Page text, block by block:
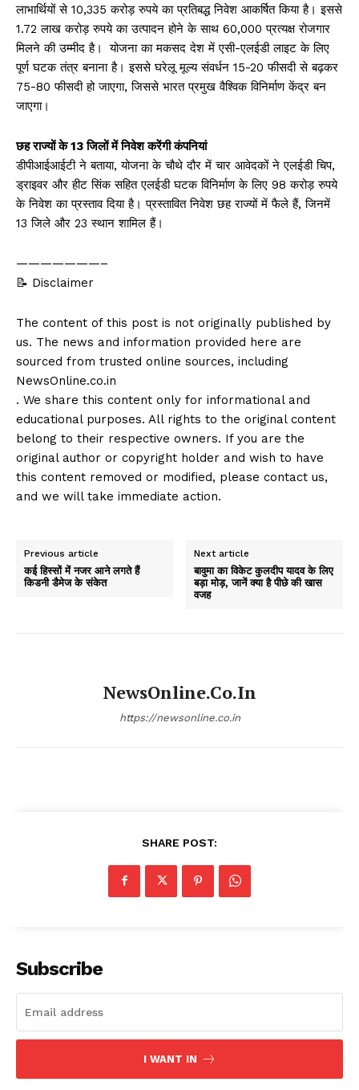
लाभार्थियों से 10,335 करोड़ रुपये का प्रतिबद्ध निवेश आकर्षित किया है। इससे
1.72 लाख करोड़ रुपये का उत्पादन होने के साथ 60,000 प्रत्यक्ष रोजगार
मिलने की उम्मीद है। योजना का मकसद देश में एसी-एलईडी लाइट के लिए
पूर्ण घटक तंत्र बनाना है। इससे घरेलू मूल्य संवर्धन 15-20 फीसदी से बढ़कर
75-80 फीसदी हो जाएगा, जिससे भारत प्रमुख वैश्विक विनिर्माण केंद्र बन
जाएगा।
छह राज्यों के 13 जिलों में निवेश करेंगी कंपनियां
डीपीआईआईटी ने बताया, योजना के चौथे दौर में चार आवेदकों ने एलईडी चिप,
ड्राइवर और हीट सिंक सहित एलईडी घटक विनिर्माण के लिए 98 करोड़ रुपये
के निवेश का प्रस्ताव दिया है। प्रस्तावित निवेश छह राज्यों में फैले हैं, जिनमें
13 जिले और 23 स्थान शामिल हैं।
———————–
📝 Disclaimer
The content of this post is not originally published by
us. The news and information provided here are
sourced from trusted online sources, including
NewsOnline.co.in
. We share this content only for informational and
educational purposes. All rights to the original content
belong to their respective owners. If you are the
original author or copyright holder and wish to have
this content removed or modified, please contact us,
and we will take immediate action.
Previous article
कई हिस्सों में नजर आने लगते हैं
किडनी डैमेज के संकेत
Next article
बावुमा का विकेट कुलदीप यादव के लिए
बड़ा मोड़, जानें क्या है पीछे की खास
वजह
NewsOnline.co.in
https://newsonline.co.in
SHARE POST:
Subscribe
I WANT IN